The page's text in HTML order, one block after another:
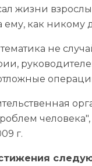
жизни
ему, как никому
не
г.